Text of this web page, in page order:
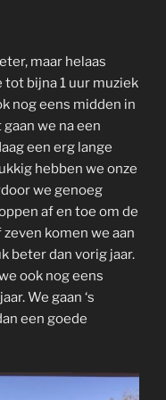
maar helaas
tot bijna 1 uur muziek
nog eens midden in
we na een
een erg lange
hebben we onze
we genoeg
af en toe om de
komen we aan
beter dan vorig jaar.
ook nog eens
We gaan ‘s
een goede